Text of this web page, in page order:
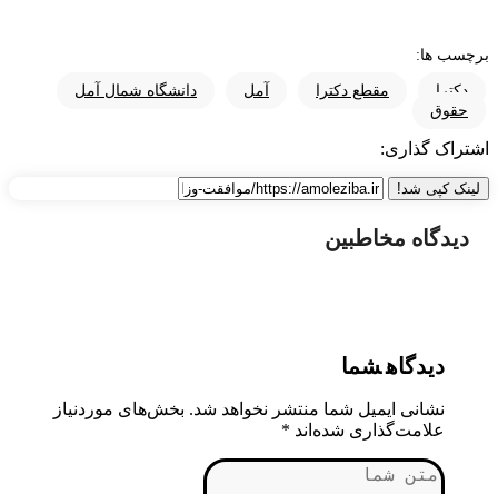
برچسب ها:
دکترا مقطع دکترا آمل
دانشگاه شمال آمل
حقوق
اشتراک گذاری:
لینک کپی شد!
دیدگاه مخاطبین
دیدگاهشما
نشانی ایمیل شما منتشر نخواهد شد. بخش‌های موردنیاز
علامت‌گذاری شده‌اند *